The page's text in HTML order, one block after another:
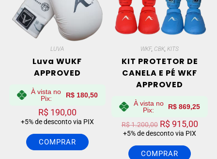
LUVA
Luva WUKF
APPROVED
À vista no
Pix:
R$180,50
R$190,00
+5% de desconto via PIX
COMPRAR
WKF, CBK,KITS
KIT PROTETOR DE
CANELA E PÉ WKF
APPROVED
À vista no
Pix:
R$ 869,25
R$1.200,00 R$915,00
+5% de desconto via PIX
COMPRAR